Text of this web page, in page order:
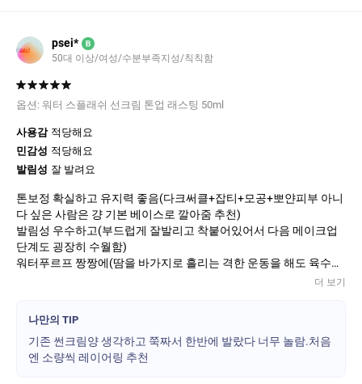
psei* B
50대 이상/여성/수분부족지성/칙칙함
옵션: 워터 스플래쉬 선크림 톤업 래스팅 50ml
사용감 적당해요
민감성 적당해요
발림성 잘 발려요
톤보정 확실하고 유지력 좋음(다크써클+잡티+모공+뽀얀피부 아니
다 싶은 사람은 걍 기본 베이스로 깔아줌 추천)
발림성 우수하고(부드럽게 잘발리고 착붙어있어서 다음 메이크업
단계도 굉장히 수월함)
워터푸르프 짱짱에(땀을 바가지로 흘리는 격한 운동을 해도 육수같
이 표나게 밉게 흐르지 않을 정도라 어지간한 땀정도는 티도 안남)
버까지(이건 메이크업까지 해봐야 앎.손등 사진은 반은 바르고 반은
안바름)다재다능의 무적템
단!!양조절이 진짜 관건!
더 보기
나만의 TIP
기존 썬크림양 생각하고 쭉짜서 한반에 발랐다 너무 놀람.처음
엔 소량씩 레이어링 추천